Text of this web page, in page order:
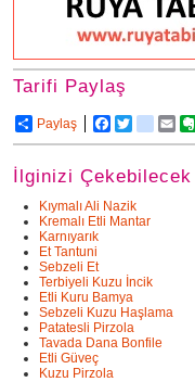
Tarifi Paylaş
Paylaş Facebook
Twitter
İlginizi
Kıymalı Ali Nazik
Kremalı Etli Mantar
Karnıyarık
Et Tantuni
Sebzeli Et
Terbiyeli Kuzu İncik
Etli Kuru Bamya
Sebzeli Kuzu Haşlama
Patatesli Pirzola
Tavada Dana Bonfile
Etli Güveç
Kuzu Pirzola